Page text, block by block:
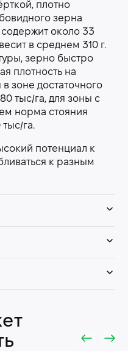
плотно
зерна
около 33
в среднем 310 г.
зерно быстро
плотность на
зоне достаточного
тыс/га, для зоны с
норма стояния
га.
потенциал к
к разным